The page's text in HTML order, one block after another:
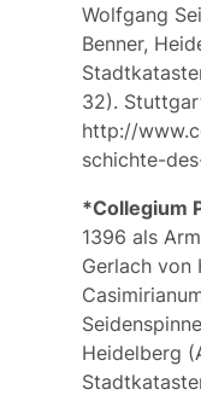
Wolfgang
Benner,
32).
http://
schichte-
*Collegium
1396 als
Gerlach von
Heidelberg